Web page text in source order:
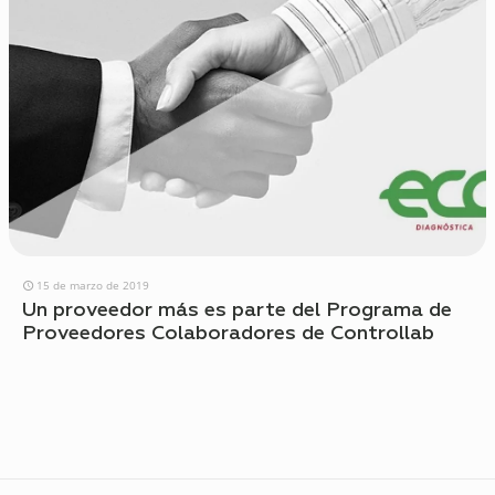
15 de marzo de 2019
Un proveedor más es parte del Programa de
Proveedores Colaboradores de Controllab